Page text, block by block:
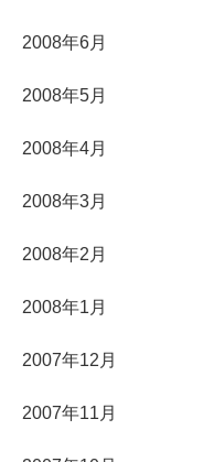
2008年6月
2008年5月
2008年4月
2008年3月
2008年2月
2008年1月
2007年12月
2007年11月